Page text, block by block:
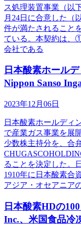
ス処理装置事業（以
月24日に合意した（
件が満たされること
ている。本契約は、
会社である
日本酸素ホール
Nippon Sanso
2023年12月06日
日本酸素ホールディ
で産業ガス事業を展
少数株主持分を、合
ることを決定した。
1910年に日本酸素合
アジア・オセアニア
日本酸素HDの
Inc.、米国食品冷